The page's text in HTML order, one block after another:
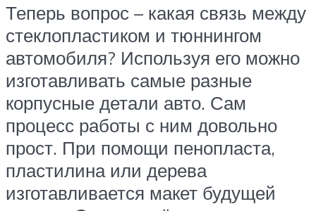
Теперь вопрос – какая связь между
стеклопластиком и тюннингом
автомобиля? Используя его можно
изготавливать самые разные
корпусные детали авто. Сам
процесс работы с ним довольно
прост. При помощи пенопласта,
пластилина или дерева
изготавливается макет будущей